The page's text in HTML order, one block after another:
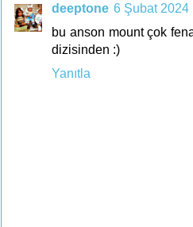
deeptone 6 Şubat 2024
bu anson mount çok
dizisinden :)
Yanıtla